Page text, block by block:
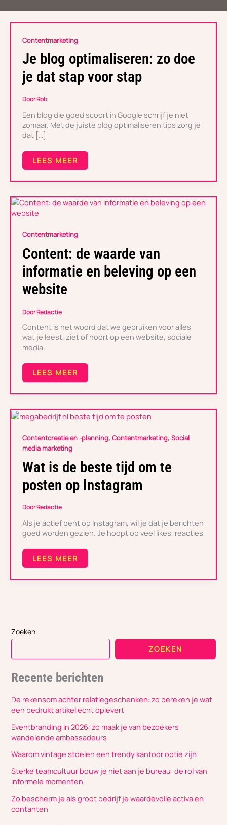
Contentmarketing
Je blog optimaliseren: zo doe
je dat stap voor stap
DoorRob
Een blog die goed scoort in Google schrijf je niet
zomaar. Met de juiste blog optimaliseren tips zorg je
dat […]
JE
BLOG
OPTIMALISEREN:
ZO
DOE
JE
STAP
STAP
LEES MEER
Contentmarketing
Content: de waarde van
informatie en beleving op een
website
DoorRedactie
Content is het woord dat we gebruiken voor alles
wat je leest, ziet of hoort op een website, sociale
media
CONTENT:
WAARDE
VAN
INFORMATIE
EN
BELEVING
OP
EEN
WEBSITE
LEES MEER
Contentcreatie en -planning, Contentmarketing, Social
media marketing
Wat is de beste tijd om te
posten op Instagram
DoorRedactie
Als je actief bent op Instagram, wil je dat je berichten
goed worden gezien. Je hoopt op veel likes, reacties
WAT
IS
DE
BESTE
TIJD
OM
POSTEN
OP
LEES MEER
Zoeken
ZOEKEN
Recente berichten
De rekensom achter relatiegeschenken: zo bereken je wat
een bedrukt artikel echt oplevert
Eventbranding in 2026: zo maak je van bezoekers
wandelende ambassadeurs
Waarom vintage stoelen een trendy kantoor optie zijn
Sterke teamcultuur bouw je niet aan je bureau: de rol van
informele momenten
Zo bescherm je als groot bedrijf je waardevolle activa en
contanten